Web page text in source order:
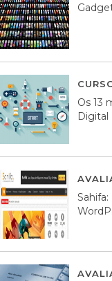
Os 13
Digital